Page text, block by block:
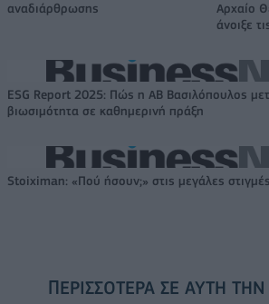
αναδιάρθρωσης
Αρχαίο
άνοιξε
ESG Report 2025: Πώς η ΑΒ Βασιλόπουλος
βιωσιμότητα σε καθημερινή πράξη
Stoiximan: «Πού ήσουν;» στις μεγάλες
ΠΕΡΙΣΣΌΤΕΡΑ ΣΕ ΑΥΤΉ